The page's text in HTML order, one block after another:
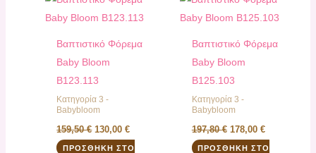
Βαπτιστικό Φόρεμα
Baby Bloom
B123.113
Κατηγορία 3 -
Babybloom
159,50€ 130,00€
130,00 €.
ΠΡΟΣΘΉΚΗ ΣΤΟ
Βαπτιστικό Φόρεμα
Baby Bloom
B125.103
Κατηγορία 3 -
Babybloom
197,80€ 178,00 €
178,00 €.
ΠΡΟΣΘΉΚΗ ΣΤΟ